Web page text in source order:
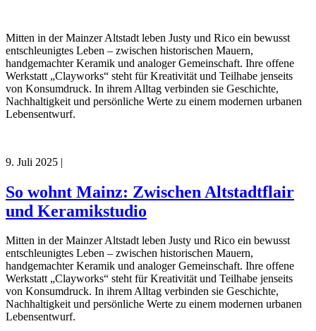
Mitten in der Mainzer Altstadt leben Justy und Rico ein bewusst
entschleunigtes Leben – zwischen historischen Mauern,
handgemachter Keramik und analoger Gemeinschaft. Ihre offene
Werkstatt „Clayworks“ steht für Kreativität und Teilhabe jenseits
von Konsumdruck. In ihrem Alltag verbinden sie Geschichte,
Nachhaltigkeit und persönliche Werte zu einem modernen urbanen
Lebensentwurf.
9. Juli 2025 |
So wohnt Mainz: Zwischen Altstadtflair
und Keramikstudio
Mitten in der Mainzer Altstadt leben Justy und Rico ein bewusst
entschleunigtes Leben – zwischen historischen Mauern,
handgemachter Keramik und analoger Gemeinschaft. Ihre offene
Werkstatt „Clayworks“ steht für Kreativität und Teilhabe jenseits
von Konsumdruck. In ihrem Alltag verbinden sie Geschichte,
Nachhaltigkeit und persönliche Werte zu einem modernen urbanen
Lebensentwurf.